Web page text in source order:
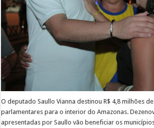
O deputado Saullo Vianna destinou R$ 4,8 milhões
parlamentares para o interior do Amazonas.
apresentadas por Saullo vão beneficiar os